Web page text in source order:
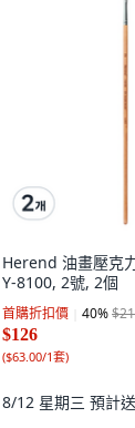
Herend 油畫壓克
Y-8100, 2號, 2個
首購折扣價 40%
$126
($63.00/1套)
8/12 星期三 預計